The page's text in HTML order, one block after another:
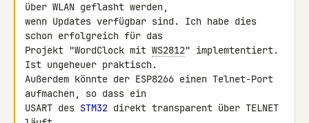
über WLAN geflasht werden,
wenn Updates verfügbar sind. Ich habe dies
schon erfolgreich für das
Projekt "WordClock mit WS2812" implemtentiert.
Ist ungeheuer praktisch.
Außerdem könnte der ESP8266 einen Telnet-Port
aufmachen, so dass ein
USART des STM32 direkt transparent über TELNET